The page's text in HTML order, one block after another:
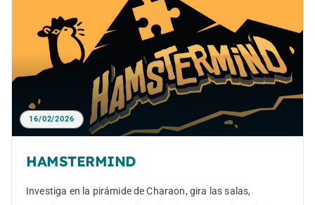
16/02/2026
HAMSTERMIND
Investiga en la pirámide de Charaon, gira las salas,